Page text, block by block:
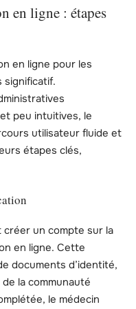
en ligne : étapes
en ligne pour les
significatif.
peu intuitives, le
utilisateur fluide et
étapes clés,
créer un compte sur la
en ligne. Cette
documents d’identité,
la communauté
le médecin